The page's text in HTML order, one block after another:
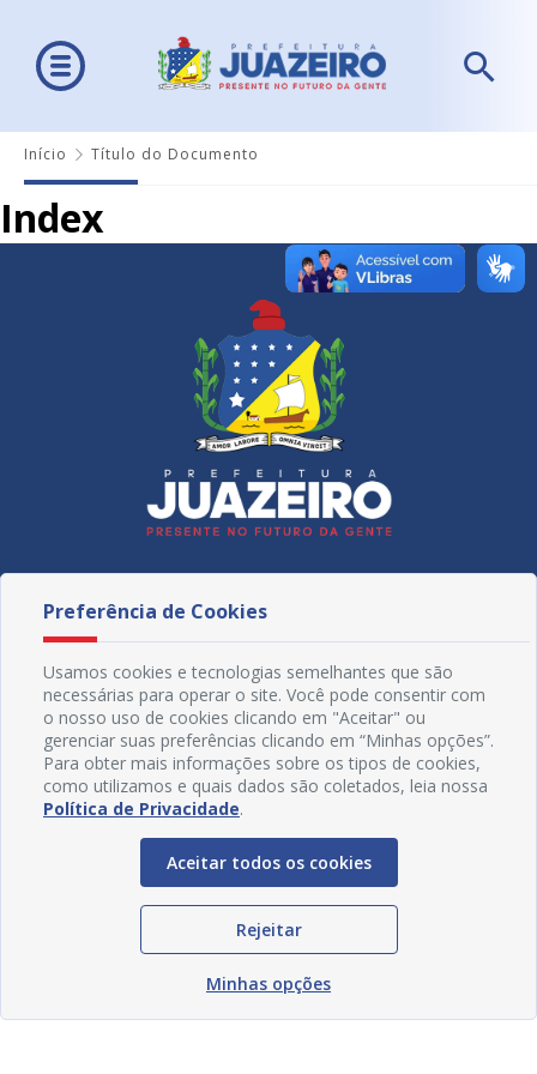
Início Título do Documento
Index
© Copyright 2018 - 2021 Prefeitura Municipal de Juazeiro -
Preferência de Cookies
Usamos cookies e tecnologias semelhantes que são
necessárias para operar o site. Você pode consentir com
o nosso uso de cookies clicando em "Aceitar" ou
gerenciar suas preferências clicando em “Minhas opções”.
Para obter mais informações sobre os tipos de cookies,
como utilizamos e quais dados são coletados, leia nossa
Política de Privacidade.
Aceitar todos os cookies
Rejeitar
Minhas opções